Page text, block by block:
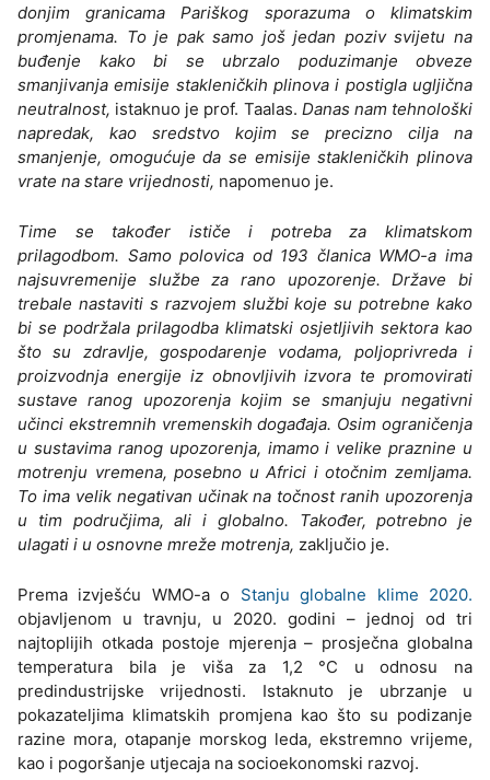
donjim granicama Pariškog sporazuma o klimatskim
promjenama. To je pak samo još jedan poziv svijetu na
buđenje kako bi se ubrzalo poduzimanje obveze
smanjivanja emisije stakleničkih plinova i postigla ugljična
neutralnost, istaknuo je prof. Taalas. Danas nam tehnološki
napredak, kao sredstvo kojim se precizno cilja na
smanjenje, omogućuje da se emisije stakleničkih plinova
vrate na stare vrijednosti, napomenuo je.
Time se također ističe i potreba za klimatskom
prilagodbom. Samo polovica od 193 članica WMO-a ima
najsuvremenije službe za rano upozorenje. Države bi
trebale nastaviti s razvojem službi koje su potrebne kako
bi se podržala prilagodba klimatski osjetljivih sektora kao
što su zdravlje, gospodarenje vodama, poljoprivreda i
proizvodnja energije iz obnovljivih izvora te promovirati
sustave ranog upozorenja kojim se smanjuju negativni
učinci ekstremnih vremenskih događaja. Osim ograničenja
u sustavima ranog upozorenja, imamo i velike praznine u
motrenju vremena, posebno u Africi i otočnim zemljama.
To ima velik negativan učinak na točnost ranih upozorenja
u tim područjima, ali i globalno. Također, potrebno je
ulagati i u osnovne mreže motrenja, zaključio je.
Prema izvješću WMO-a o Stanju globalne klime 2020.
objavljenom u travnju, u 2020. godini – jednoj od tri
najtoplijih otkada postoje mjerenja – prosječna globalna
temperatura bila je viša za 1,2 °C u odnosu na
predindustrijske vrijednosti. Istaknuto je ubrzanje u
pokazateljima klimatskih promjena kao što su podizanje
razine mora, otapanje morskog leda, ekstremno vrijeme,
kao i pogoršanje utjecaja na socioekonomski razvoj.